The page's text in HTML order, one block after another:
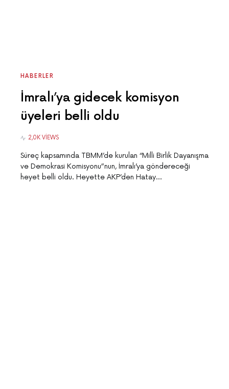
HABERLER
İmralı’ya gidecek komisyon
üyeleri belli oldu
2,0K VIEWS
Süreç kapsamında TBMM’de kurulan “Milli Birlik Dayanışma
ve Demokrasi Komisyonu”nun, İmralı’ya göndereceği
heyet belli oldu. Heyette AKP’den Hatay…